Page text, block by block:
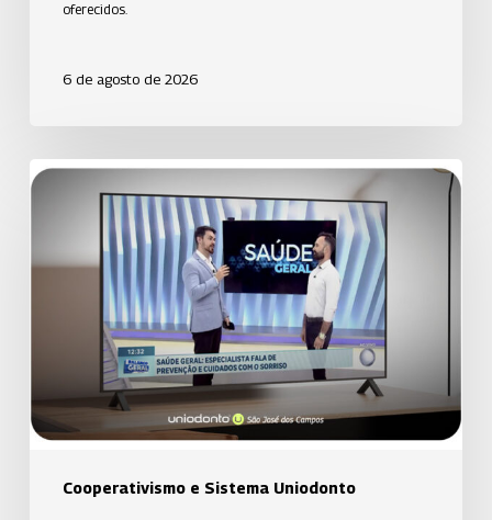
oferecidos.
6 de agosto de 2026
Cooperativismo e Sistema Uniodonto
Uniodonto
orienta
população
prevenção
cárie
participação